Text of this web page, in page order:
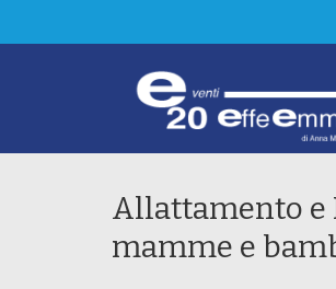
Allattamento e
mamme e